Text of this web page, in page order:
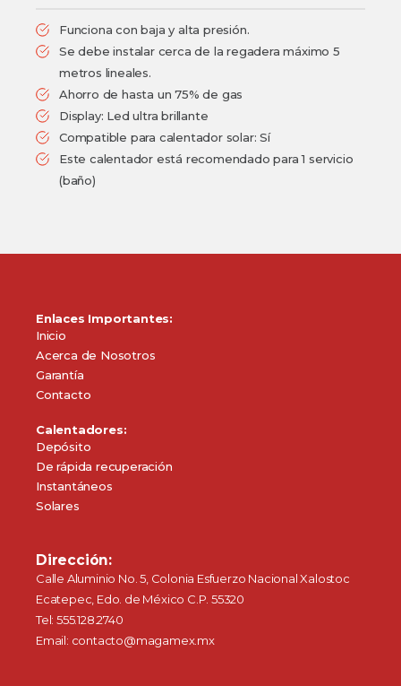
Funciona con baja y alta presión.
Se debe instalar cerca de la regadera máximo 5
metros lineales.
Ahorro de hasta un 75% de gas
Display: Led ultra brillante
Compatible para calentador solar: Sí
Este calentador está recomendado para 1 servicio
(baño)
Enlaces Importantes:
Inicio
Acerca de Nosotros
Garantía
Contacto
Calentadores:
Depósito
De rápida recuperación
Instantáneos
Solares
Dirección:
Calle Aluminio No. 5, Colonia Esfuerzo Nacional Xalostoc
Ecatepec, Edo. de México C.P. 55320
Tel: 555.128.2740
Email: contacto@magamex.mx